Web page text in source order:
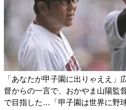
「あなたが甲子園に出りゃええ」
督からの一言で、おかやま山陽監
で目指した…「甲子園は世界に野